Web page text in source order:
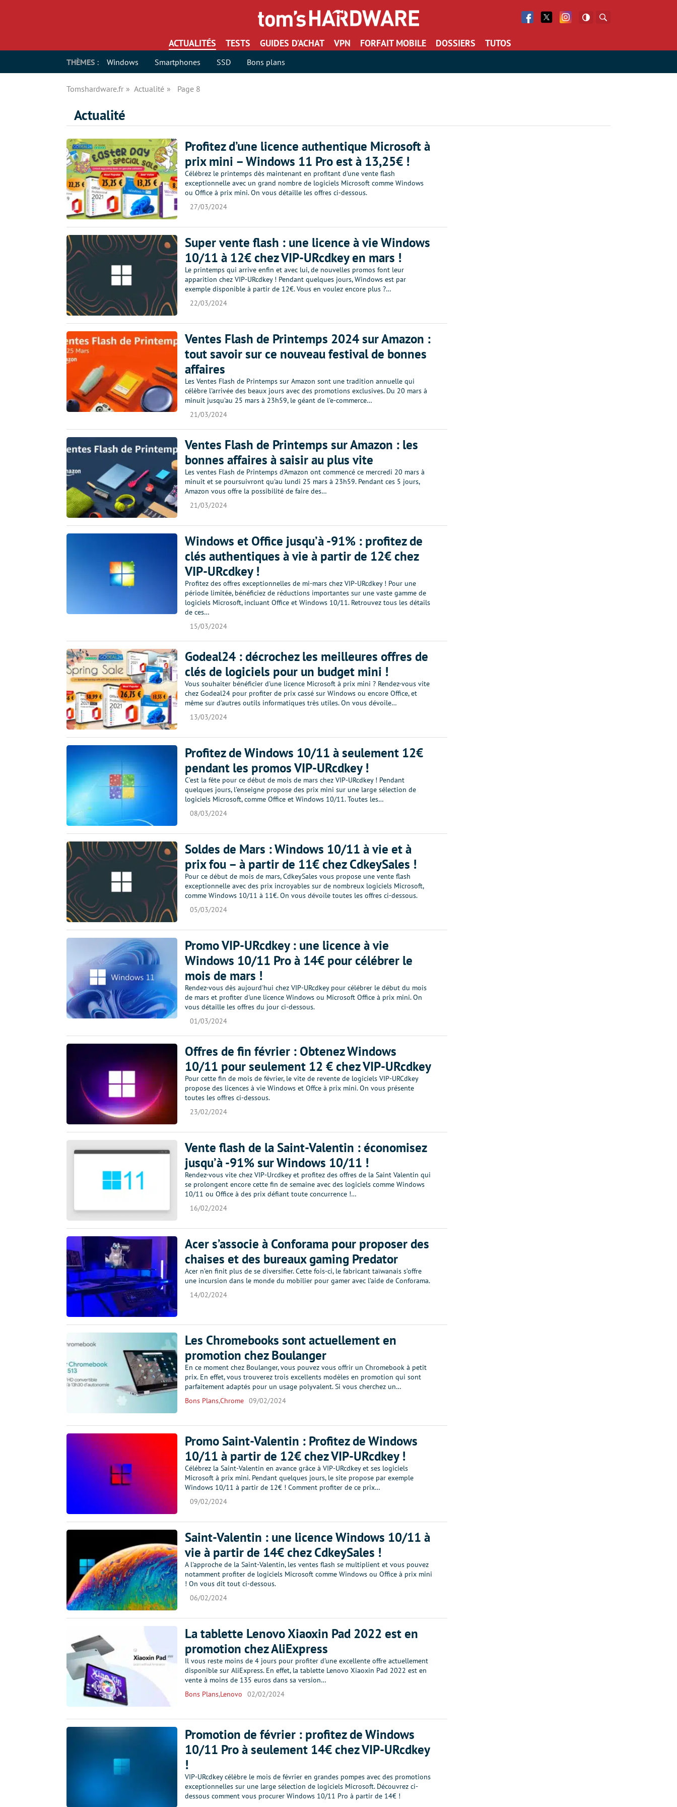
Facebook
Twitter Facebook
ACTUALITÉS TESTS GUIDES D’ACHAT VPN FORFAIT MOBILE DOSSIERS TUTOS
THÈMES : Windows Smartphones SSD Bons plans
Tomshardware.fr Actualité Page 8
Actualité
Profitez d’une licence authentique Microsoft à
prix mini – Windows 11 Pro est à 13,25€ !
Célébrez le printemps dès maintenant en profitant d'une vente flash
exceptionnelle avec un grand nombre de logiciels Microsoft comme Windows
ou Office à prix mini. On vous détaille les offres ci-dessous.
27/03/2024
Super vente flash : une licence à vie Windows
10/11 à 12€ chez VIP-URcdkey en mars !
Le printemps qui arrive enfin et avec lui, de nouvelles promos font leur
apparition chez VIP-URcdkey ! Pendant quelques jours, Windows est par
exemple disponible à partir de 12€. Vous en voulez encore plus ?…
22/03/2024
Ventes Flash de Printemps 2024 sur Amazon :
tout savoir sur ce nouveau festival de bonnes
affaires
Les Ventes Flash de Printemps sur Amazon sont une tradition annuelle qui
célèbre l'arrivée des beaux jours avec des promotions exclusives. Du 20 mars à
minuit jusqu'au 25 mars à 23h59, le géant de l'e-commerce…
21/03/2024
Ventes Flash de Printemps sur Amazon : les
bonnes affaires à saisir au plus vite
Les ventes Flash de Printemps d'Amazon ont commencé ce mercredi 20 mars à
minuit et se poursuivront qu'au lundi 25 mars à 23h59. Pendant ces 5 jours,
Amazon vous offre la possibilité de faire des…
21/03/2024
Windows et Office jusqu’à -91% : profitez de
clés authentiques à vie à partir de 12€ chez
VIP-URcdkey !
Profitez des offres exceptionnelles de mi-mars chez VIP-URcdkey ! Pour une
période limitée, bénéficiez de réductions importantes sur une vaste gamme de
logiciels Microsoft, incluant Office et Windows 10/11. Retrouvez tous les détails
de ces…
15/03/2024
Godeal24 : décrochez les meilleures offres de
clés de logiciels pour un budget mini !
Vous souhaiter bénéficier d'une licence Microsoft à prix mini ? Rendez-vous vite
chez Godeal24 pour profiter de prix cassé sur Windows ou encore Office, et
même sur d'autres outils informatiques très utiles. On vous dévoile…
13/03/2024
Profitez de Windows 10/11 à seulement 12€
pendant les promos VIP-URcdkey !
C'est la fête pour ce début de mois de mars chez VIP-URcdkey ! Pendant
quelques jours, l'enseigne propose des prix mini sur une large sélection de
logiciels Microsoft, comme Office et Windows 10/11. Toutes les…
08/03/2024
Soldes de Mars : Windows 10/11 à vie et à
prix fou – à partir de 11€ chez CdkeySales !
Pour ce début de mois de mars, CdkeySales vous propose une vente flash
exceptionnelle avec des prix incroyables sur de nombreux logiciels Microsoft,
comme Windows 10/11 à 11€. On vous dévoile toutes les offres ci-dessous.
05/03/2024
Promo VIP-URcdkey : une licence à vie
Windows 10/11 Pro à 14€ pour célébrer le
mois de mars !
Rendez-vous dès aujourd'hui chez VIP-URcdkey pour célébrer le début du mois
de mars et profiter d'une licence Windows ou Microsoft Office à prix mini. On
vous détaille les offres du jour ci-dessous.
01/03/2024
Offres de fin février : Obtenez Windows
10/11 pour seulement 12 € chez VIP-URcdkey
Pour cette fin de mois de février, le vite de revente de logiciels VIP-URCdkey
propose des licences à vie Windows et Offce à prix mini. On vous présente
toutes les offres ci-dessous.
23/02/2024
Vente flash de la Saint-Valentin : économisez
jusqu’à -91% sur Windows 10/11 !
Rendez-vous vite chez VIP-Urcdkey et profitez des offres de la Saint Valentin qui
se prolongent encore cette fin de semaine avec des logiciels comme Windows
10/11 ou Office à des prix défiant toute concurrence !…
16/02/2024
Acer s’associe à Conforama pour proposer des
chaises et des bureaux gaming Predator
Acer n’en finit plus de se diversifier. Cette fois-ci, le fabricant taïwanais s’offre
une incursion dans le monde du mobilier pour gamer avec l’aide de Conforama.
14/02/2024
Les Chromebooks sont actuellement en
promotion chez Boulanger
En ce moment chez Boulanger, vous pouvez vous offrir un Chromebook à petit
prix. En effet, vous trouverez trois excellents modèles en promotion qui sont
parfaitement adaptés pour un usage polyvalent. Si vous cherchez un…
Bons Plans,Chrome 09/02/2024
Promo Saint-Valentin : Profitez de Windows
10/11 à partir de 12€ chez VIP-URcdkey !
Célébrez la Saint-Valentin en avance grâce à VIP-URcdkey et ses logiciels
Microsoft à prix mini. Pendant quelques jours, le site propose par exemple
Windows 10/11 à partir de 12€ ! Comment profiter de ce prix…
09/02/2024
Saint-Valentin : une licence Windows 10/11 à
vie à partir de 14€ chez CdkeySales !
A l'approche de la Saint-Valentin, les ventes flash se multiplient et vous pouvez
notamment profiter de logiciels Microsoft comme Windows ou Office à prix mini
! On vous dit tout ci-dessous.
06/02/2024
La tablette Lenovo Xiaoxin Pad 2022 est en
promotion chez AliExpress
Il vous reste moins de 4 jours pour profiter d’une excellente offre actuellement
disponible sur AliExpress. En effet, la tablette Lenovo Xiaoxin Pad 2022 est en
vente à moins de 135 euros dans sa version…
Bons Plans,Lenovo 02/02/2024
Promotion de février : profitez de Windows
10/11 Pro à seulement 14€ chez VIP-URcdkey
!
VIP-URcdkey célèbre le mois de février en grandes pompes avec des promotions
exceptionnelles sur une large sélection de logiciels Microsoft. Découvrez ci-
dessous comment vous procurer Windows 10/11 Pro à partir de 14€ !